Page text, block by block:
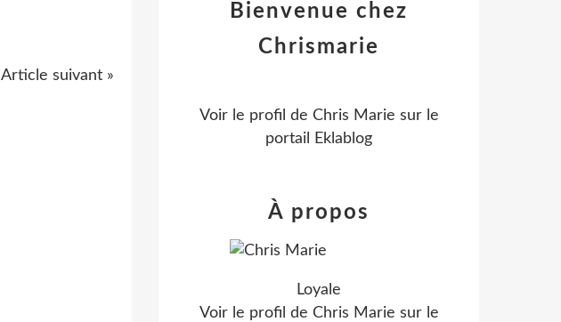
Article suivant »
Bienvenue chez
Chrismarie
Voir le profil de Chris Marie sur le
portail Eklablog
À propos
Loyale
Voir le profil de Chris Marie sur le